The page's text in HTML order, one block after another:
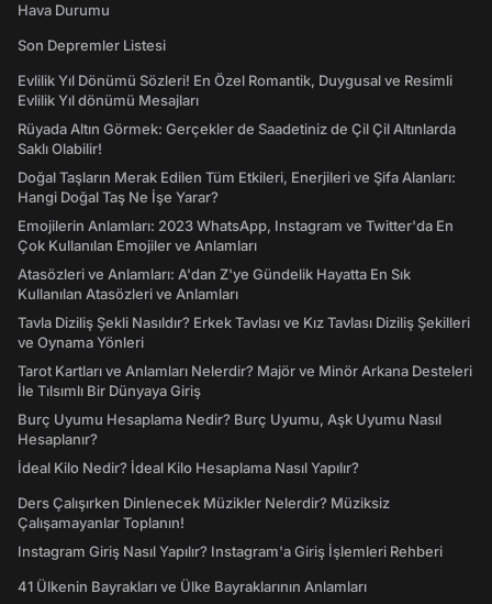
Hava Durumu
Son Depremler Listesi
Evlilik Yıl Dönümü Sözleri! En Özel Romantik, Duygusal ve Resimli
Evlilik Yıl dönümü Mesajları
Rüyada Altın Görmek: Gerçekler de Saadetiniz de Çil Çil Altınlarda
Saklı Olabilir!
Doğal Taşların Merak Edilen Tüm Etkileri, Enerjileri ve Şifa Alanları:
Hangi Doğal Taş Ne İşe Yarar?
Emojilerin Anlamları: 2023 WhatsApp, Instagram ve Twitter'da En
Çok Kullanılan Emojiler ve Anlamları
Atasözleri ve Anlamları: A'dan Z'ye Gündelik Hayatta En Sık
Kullanılan Atasözleri ve Anlamları
Tavla Diziliş Şekli Nasıldır? Erkek Tavlası ve Kız Tavlası Diziliş Şekilleri
ve Oynama Yönleri
Tarot Kartları ve Anlamları Nelerdir? Majör ve Minör Arkana Desteleri
İle Tılsımlı Bir Dünyaya Giriş
Burç Uyumu Hesaplama Nedir? Burç Uyumu, Aşk Uyumu Nasıl
Hesaplanır?
İdeal Kilo Nedir? İdeal Kilo Hesaplama Nasıl Yapılır?
Ders Çalışırken Dinlenecek Müzikler Nelerdir? Müziksiz
Çalışamayanlar Toplanın!
Instagram Giriş Nasıl Yapılır? Instagram'a Giriş İşlemleri Rehberi
41 Ülkenin Bayrakları ve Ülke Bayraklarının Anlamları